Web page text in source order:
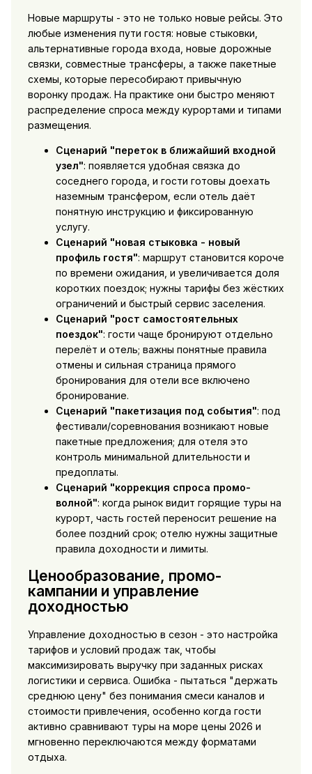
Новые маршруты - это не только новые рейсы. Это
любые изменения пути гостя: новые стыковки,
альтернативные города входа, новые дорожные
связки, совместные трансферы, а также пакетные
схемы, которые пересобирают привычную
воронку продаж. На практике они быстро меняют
распределение спроса между курортами и типами
размещения.
Сценарий "переток в ближайший входной
узел": появляется удобная связка до
соседнего города, и гости готовы доехать
наземным трансфером, если отель даёт
понятную инструкцию и фиксированную
услугу.
Сценарий "новая стыковка - новый
профиль гостя": маршрут становится короче
по времени ожидания, и увеличивается доля
коротких поездок; нужны тарифы без жёстких
ограничений и быстрый сервис заселения.
Сценарий "рост самостоятельных
поездок": гости чаще бронируют отдельно
перелёт и отель; важны понятные правила
отмены и сильная страница прямого
бронирования для отели все включено
бронирование.
Сценарий "пакетизация под события": под
фестивали/соревнования возникают новые
пакетные предложения; для отеля это
контроль минимальной длительности и
предоплаты.
Сценарий "коррекция спроса промо-
волной": когда рынок видит горящие туры на
курорт, часть гостей переносит решение на
более поздний срок; отелю нужны защитные
правила доходности и лимиты.
Ценообразование, промо-
кампании и управление
доходностью
Управление доходностью в сезон - это настройка
тарифов и условий продаж так, чтобы
максимизировать выручку при заданных рисках
логистики и сервиса. Ошибка - пытаться "держать
среднюю цену" без понимания смеси каналов и
стоимости привлечения, особенно когда гости
активно сравнивают туры на море цены 2026 и
мгновенно переключаются между форматами
отдыха.